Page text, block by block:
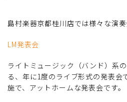
島村楽器京都桂川店では様々な演奏
LM発表会
ライトミュージック（バンド）系
る、年に1度のライブ形式の発表会
施で、アットホームな発表会です。